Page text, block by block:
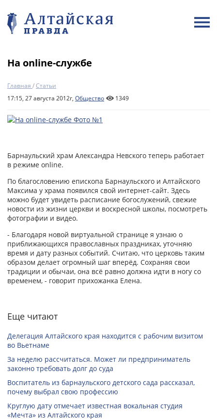
На оnline-службе
Главная /Статьи
17:15, 27 августа 2012г, Общество 1349
Барнаульский храм Александра Невского теперь работает
в режиме online.
По благословению епископа Барнаульского и Алтайского
Максима у храма появился свой интернет-сайт. Здесь
можно будет увидеть расписание богослужений, свежие
новости из жизни церкви и воскресной школы, посмотреть
фотографии и видео.
- Благодаря новой виртуальной странице я узнаю о
приближающихся православных праздниках, уточняю
время и дату разных событий. Считаю, что церковь таким
образом делает огромный шаг вперёд. Сохраняя свои
традиции и обычаи, она всё равно должна идти в ногу со
временем, - говорит прихожанка Елена.
Еще читают
Делегация Алтайского края находится с рабочим визитом
во Вьетнаме
За неделю рассчитаться. Может ли предприниматель
законно требовать долг до суда
Воспитатель из барнаульского детского сада рассказал,
почему выбрал свою профессию
Круглую дату отмечает известная вокальная студия
«Мечта» из Алтайского края